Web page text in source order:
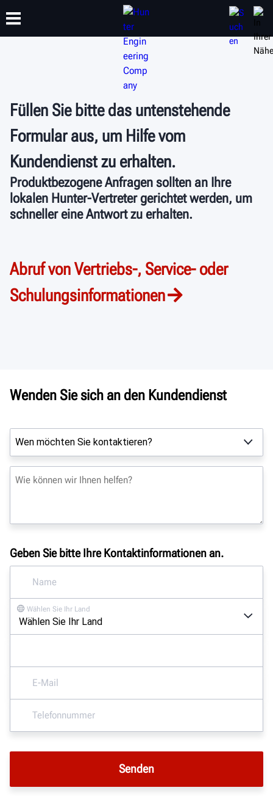
SCHULUNG
Füllen Sie bitte das untenstehende
Formular aus, um Hilfe vom
Kundendienst zu erhalten.
Produktbezogene Anfragen sollten an Ihre
lokalen Hunter-Vertreter gerichtet werden, um
schneller eine Antwort zu erhalten.
Abruf von Vertriebs-, Service- oder
Schulungsinformationen
Wenden Sie sich an den Kundendienst
Geben Sie bitte Ihre Kontaktinformationen an.
Wählen Sie Ihr Land